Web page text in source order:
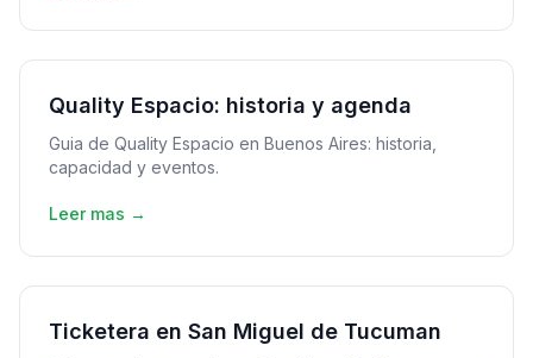
Quality Espacio: historia y agenda
Guia de Quality Espacio en Buenos Aires: historia,
capacidad y eventos.
Leer mas →
Ticketera en San Miguel de Tucuman